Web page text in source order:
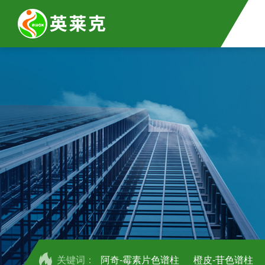
关键词： 阿奇-霉素片色谱柱 橙皮-苷色谱柱